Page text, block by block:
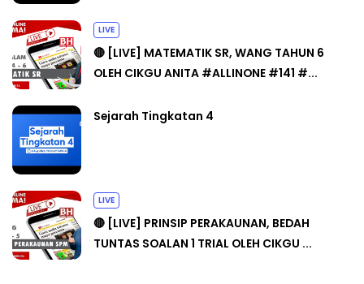
LIVE
🔴 [LIVE] MATEMATIK SR, WANG TAHUN 6
OLEH CIKGU ANITA #ALLINONE #141 #...
Sejarah Tingkatan 4
LIVE
🔴 [LIVE] PRINSIP PERAKAUNAN, BEDAH
TUNTAS SOALAN 1 TRIAL OLEH CIKGU ...